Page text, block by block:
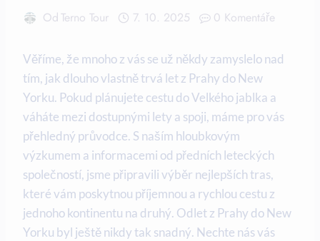
OdTerno Tour 7. 10. 2025 0 Komentáře
Věříme, že mnoho z vás se už někdy zamyslelo nad
tím, jak dlouho vlastně trvá let z Prahy do New
Yorku. Pokud plánujete cestu do Velkého jablka a
váháte mezi dostupnými lety a spoji, máme pro vás
přehledný průvodce. S naším hloubkovým
výzkumem a informacemi od předních leteckých
společností, jsme připravili výběr nejlepších tras,
které vám poskytnou příjemnou a rychlou cestu z
jednoho kontinentu na druhý. Odlet z Prahy do New
Yorku byl ještě nikdy tak snadný. Nechte nás vás